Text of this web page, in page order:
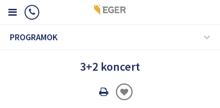
PROGRAMOK
3+2 koncert
Oldal